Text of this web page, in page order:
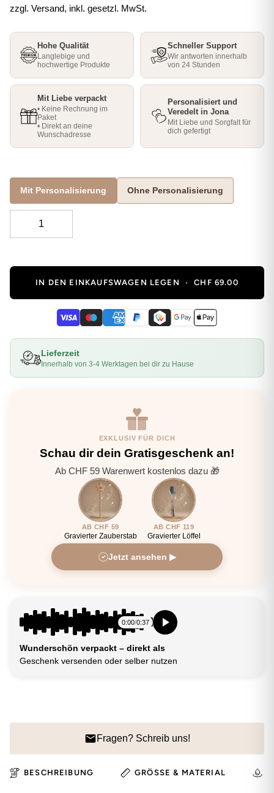
zzgl. Versand, inkl. gesetzl. MwSt.
Hohe Qualität
Langlebige und
hochwertige Produkte
Schneller Support
Wir antworten innerhalb
von 24 Stunden
Mit Liebe verpackt
• Keine Rechnung im
Paket
• Direkt an deine
Wunschadresse
Personalisiert und
Veredelt in Jona
Mit Liebe und Sorgfalt für
dich gefertigt
Mit Personalisierung Ohne Personalisierung
IN DEN EINKAUFSWAGEN LEGEN • CHF 69.00
Lieferzeit
Innerhalb von 3-4 Werktagen bei dir zu Hause
EXKLUSIV FÜR DICH
Schau dir dein Gratisgeschenk an!
Ab CHF 59 Warenwert kostenlos dazu 🎁
AB CHF 59
Gravierter Zauberstab
AB CHF 119
Gravierter Löffel
Jetzt ansehen ▶
0:00/0:37
Wunderschön verpackt – direkt als
Geschenk versenden oder selber nutzen
Fragen? Schreib uns!
BESCHREIBUNG GRÖSSE & MATERIAL